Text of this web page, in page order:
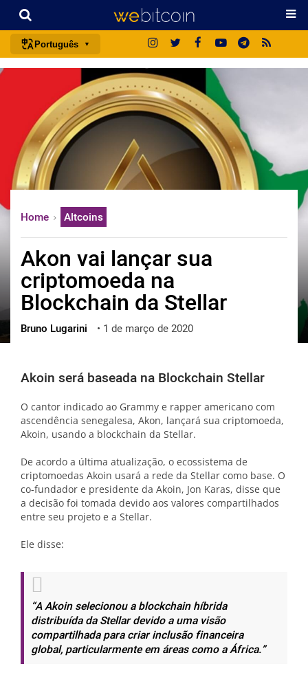
Português
english
español
français
italiano
deutsch
中文
한국어
العربية
ไทย
ქართული
vietnamese
Home Altcoins
Akon vai lançar sua
criptomoeda na
Blockchain da Stellar
Bruno Lugarini • 1 de março de 2020
Akoin será baseada na Blockchain Stellar
O cantor indicado ao Grammy e rapper americano com
ascendência senegalesa, Akon, lançará sua criptomoeda,
Akoin, usando a blockchain da Stellar.
De acordo a última atualização, o ecossistema de
criptomoedas Akoin usará a rede da Stellar como base. O
co-fundador e presidente da Akoin, Jon Karas, disse que
a decisão foi tomada devido aos valores compartilhados
entre seu projeto e a Stellar.
Ele disse:
“A Akoin selecionou a blockchain híbrida
distribuída da Stellar devido a uma visão
compartilhada para criar inclusão financeira
global, particularmente em áreas como a África.”